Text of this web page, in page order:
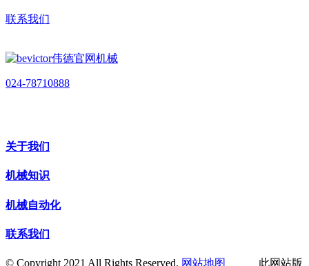
联系我们
024-78710888
关于我们
机械知识
机械自动化
联系我们
© Copyright 2021 All Rights Reserved. 网站地图 此网站版